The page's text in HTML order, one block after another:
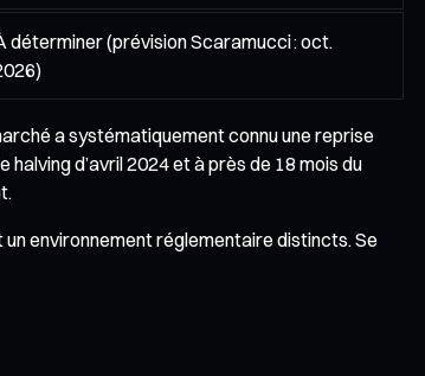
déterminer (prévision Scaramucci : oct.
a systématiquement connu une reprise
d’avril 2024 et à près de 18 mois du
environnement réglementaire distincts. Se